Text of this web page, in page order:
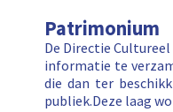
Patrimonium
De Directie
informatie te
die dan ter
publiek.Deze laag